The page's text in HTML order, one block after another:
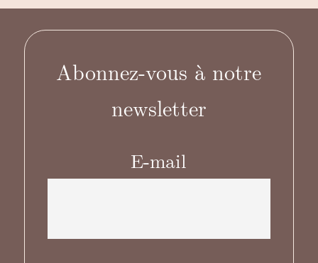
Abonnez-vous à notre
newsletter
E-mail